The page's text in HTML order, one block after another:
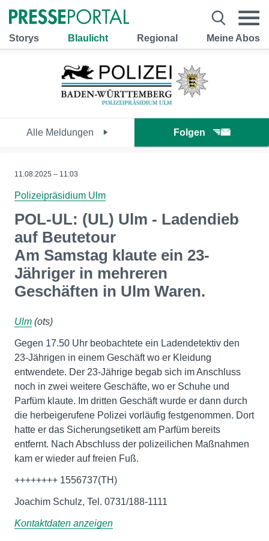
Storys Blaulicht Regional Meine Abos
Alle Meldungen Folgen
11.08.2025 – 11:03
Polizeipräsidium Ulm
POL-UL: (UL) Ulm - Ladendieb
auf Beutetour
Am Samstag klaute ein 23-
Jähriger in mehreren
Geschäften in Ulm Waren.
Ulm (ots)
Gegen 17.50 Uhr beobachtete ein Ladendetektiv den
23-Jährigen in einem Geschäft wo er Kleidung
entwendete. Der 23-Jährige begab sich im Anschluss
noch in zwei weitere Geschäfte, wo er Schuhe und
Parfüm klaute. Im dritten Geschäft wurde er dann durch
die herbeigerufene Polizei vorläufig festgenommen. Dort
hatte er das Sicherungsetikett am Parfüm bereits
entfernt. Nach Abschluss der polizeilichen Maßnahmen
kam er wieder auf freien Fuß.
++++++++ 1556737(TH)
Joachim Schulz, Tel. 0731/188-1111
Kontaktdaten anzeigen